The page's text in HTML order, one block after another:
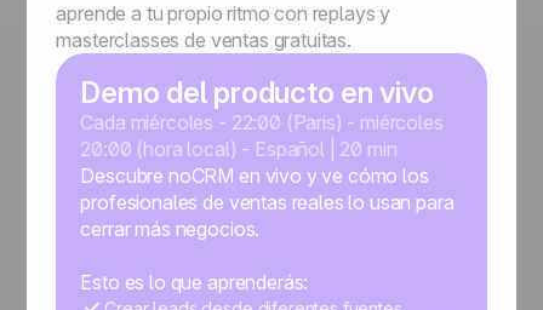
aprende a tu propio ritmo con replays y
masterclasses de ventas gratuitas.
Demo del producto en vivo
Cada miércoles - 22:00 (Paris) - miércoles
20:00 (hora local) - Español | 20 min
Descubre noCRM en vivo y ve cómo los
profesionales de ventas reales lo usan para
cerrar más negocios.
Esto es lo que aprenderás: